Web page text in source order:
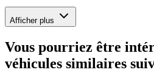
Afficher plus
Vous pourriez être
véhicules similaires